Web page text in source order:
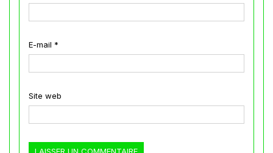
E-mail *
Site web